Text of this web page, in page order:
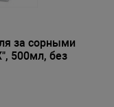
за сорными
500мл, без